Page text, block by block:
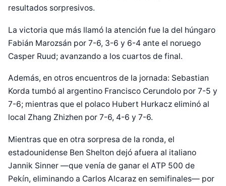
resultados sorpresivos.
La victoria que más llamó la atención fue la del húngaro
Fabián Marozsán por 7-6, 3-6 y 6-4 ante el noruego
Casper Ruud; avanzando a los cuartos de final.
Además, en otros encuentros de la jornada: Sebastian
Korda tumbó al argentino Francisco Cerundolo por 7-5 y
7-6; mientras que el polaco Hubert Hurkacz eliminó al
local Zhang Zhizhen por 7-6, 4-6 y 7-6.
Mientras que en otra sorpresa de la ronda, el
estadounidense Ben Shelton dejó afuera al italiano
Jannik Sinner —que venía de ganar el ATP 500 de
Pekín, eliminando a Carlos Alcaraz en semifinales— por